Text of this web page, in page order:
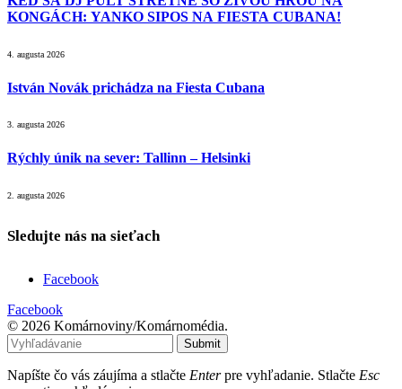
KONGÁCH: YANKO SIPOS NA FIESTA CUBANA!
4. augusta 2026
István Novák prichádza na Fiesta Cubana
3. augusta 2026
Rýchly únik na sever: Tallinn – Helsinki
2. augusta 2026
Sledujte nás na sieťach
Facebook
Facebook
© 2026 Komárnoviny/Komárnomédia.
Submit
Napíšte čo vás záujíma a stlačte Enterpre vyhľadanie. Stlačte Esc